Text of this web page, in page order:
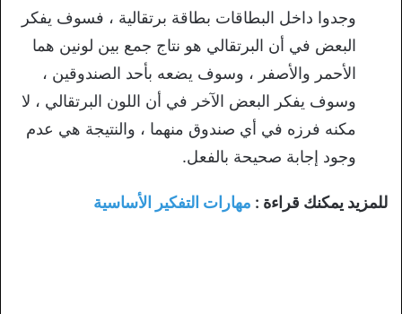
وجدوا داخل البطاقات بطاقة برتقالية ، فسوف يفكر
البعض في أن البرتقالي هو نتاج جمع بين لونين هما
الأحمر والأصفر ، وسوف يضعه بأحد الصندوقين ،
وسوف يفكر البعض الآخر في أن اللون البرتقالي ، لا
مكنه فرزه في أي صندوق منهما ، والنتيجة هي عدم
وجود إجابة صحيحة بالفعل.
للمزيد يمكنك قراءة : مهارات التفكير الأساسية